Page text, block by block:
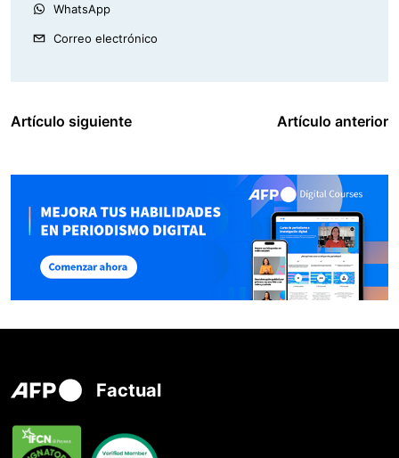
WhatsApp
Correo electrónico
Artículo siguiente Artículo anterior
Factual